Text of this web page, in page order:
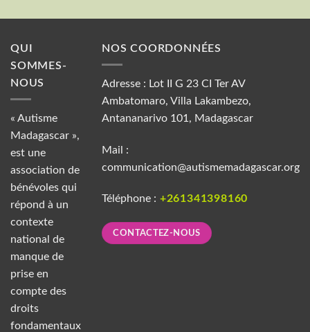
QUI
SOMMES-
NOUS
« Autisme
Madagascar »,
est une
association de
bénévoles qui
répond à un
contexte
national de
manque de
prise en
compte des
droits
fondamentaux
NOS COORDONNÉES
Adresse : Lot II G 23 CI Ter AV
Ambatomaro, Villa Lakambezo,
Antananarivo 101, Madagascar
Mail :
communication@autismemadagascar.org
Téléphone : +261341398160
CONTACTEZ-NOUS